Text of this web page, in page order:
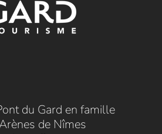
du Gard en famille
de Nîmes